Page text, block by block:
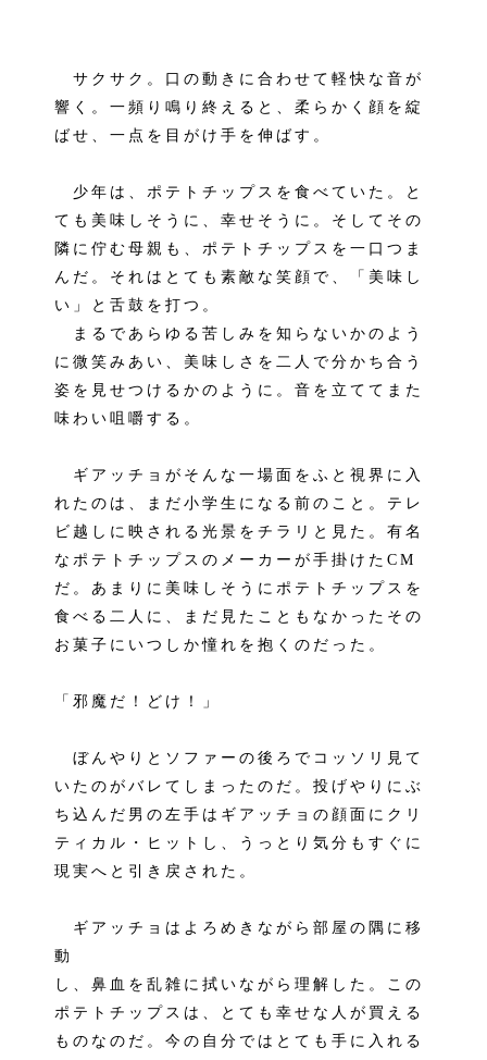
サクサク。口の動きに合わせて軽快な音が
響く。一頻り鳴り終えると、柔らかく顔を綻
ばせ、一点を目がけ手を伸ばす。
少年は、ポテトチップスを食べていた。と
ても美味しそうに、幸せそうに。そしてその
隣に佇む母親も、ポテトチップスを一口つま
んだ。それはとても素敵な笑顔で、「美味し
い」と舌鼓を打つ。
まるであらゆる苦しみを知らないかのよう
に微笑みあい、美味しさを二人で分かち合う
姿を見せつけるかのように。音を立ててまた
味わい咀嚼する。
ギアッチョがそんな一場面をふと視界に入
れたのは、まだ小学生になる前のこと。テレ
ビ越しに映される光景をチラリと見た。有名
なポテトチップスのメーカーが手掛けたCM
だ。あまりに美味しそうにポテトチップスを
食べる二人に、まだ見たこともなかったその
お菓子にいつしか憧れを抱くのだった。
「邪魔だ！どけ！」
ぼんやりとソファーの後ろでコッソリ見て
いたのがバレてしまったのだ。投げやりにぶ
ち込んだ男の左手はギアッチョの顔面にクリ
ティカル・ヒットし、うっとり気分もすぐに
現実へと引き戻された。
ギアッチョはよろめきながら部屋の隅に移
動
し、鼻血を乱雑に拭いながら理解した。この
ポテトチップスは、とても幸せな人が買える
ものなのだ。今の自分ではとても手に入れる